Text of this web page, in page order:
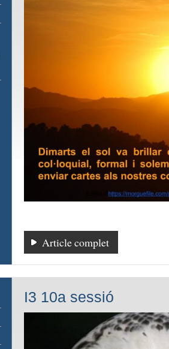
Article complet
I3 10a sessió